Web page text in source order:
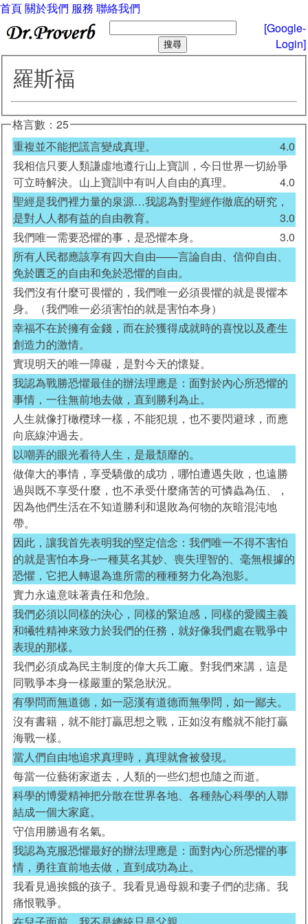
首頁關於我們 服務 聯絡我們
[Google-
Login]
羅斯福
格言數：25
重複並不能把謊言變成真理。
4.0
我相信只要人類謙虛地遵行山上寶訓，今日世界一切紛爭
可立時解決。山上寶訓中有叫人自由的真理。
4.0
聖經是我們裡力量的泉源…我認為對聖經作徹底的研究，
是對人人都有益的自由教育。
3.0
我們唯一需要恐懼的事，是恐懼本身。
3.0
所有人民都應該享有四大自由——言論自由、信仰自由、
免於匱乏的自由和免於恐懼的自由。
我們沒有什麼可畏懼的，我們唯一必須畏懼的就是畏懼本
身。（我們唯一必須害怕的就是害怕本身）
幸福不在於擁有金錢，而在於獲得成就時的喜悅以及產生
創造力的激情。
實現明天的唯一障礙，是對今天的懷疑。
我認為戰勝恐懼最佳的辦法理應是：面對於內心所恐懼的
事情，一往無前地去做，直到勝利為止。
人生就像打橄欖球一樣，不能犯規，也不要閃避球，而應
向底線沖過去。
以嘲弄的眼光看待人生，是最頹靡的。
做偉大的事情，享受驕傲的成功，哪怕遭遇失敗，也遠勝
過與既不享受什麼，也不承受什麼痛苦的可憐蟲為伍、，
因為他們生活在不知道勝利和退敗為何物的灰暗混沌地
帶。
因此，讓我首先表明我的堅定信念：我們唯一不得不害怕
的就是害怕本身--一種莫名其妙、喪失理智的、毫無根據的
恐懼，它把人轉退為進所需的種種努力化為泡影。
實力永遠意味著責任和危險。
我們必須以同樣的決心，同樣的緊迫感，同樣的愛國主義
和犧牲精神來致力於我們的任務，就好像我們處在戰爭中
表現的那樣。
我們必須成為民主制度的偉大兵工廠。對我們來講，這是
同戰爭本身一樣嚴重的緊急狀況。
有學問而無道德，如一惡漢有道德而無學問，如一鄙夫。
沒有書籍，就不能打贏思想之戰，正如沒有艦就不能打贏
海戰一樣。
當人們自由地追求真理時，真理就會被發現。
每當一位藝術家逝去，人類的一些幻想也隨之而逝。
科學的博愛精神把分散在世界各地、各種熱心科學的人聯
結成一個大家庭。
守信用勝過有名氣。
我認為克服恐懼最好的辦法理應是：面對內心所恐懼的事
情，勇往直前地去做，直到成功為止。
我看見過挨餓的孩子。我看見過母親和妻子們的悲痛。我
痛恨戰爭。